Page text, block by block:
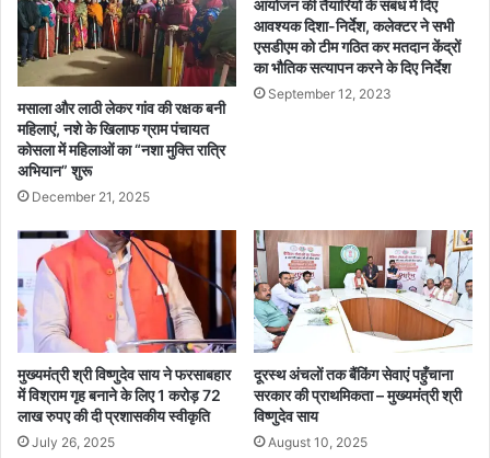
ठ
क
ज
य
म
बे
स
हि
त
ज
प्र
नि
धि
यों
ने
कि
या
ग्रा
म
मसाला और लाठी लेकर गांव की रक्षक बनी
महिलाएं, नशे के खिलाफ ग्राम पंचायत
कोसला में महिलाओं का “नशा मुक्ति रात्रि
अभियान” शुरू
December 21, 2025
आयोजन की तैयारियों के संबंध में दिए
आवश्यक दिशा-निर्देश, कलेक्टर ने सभी
एसडीएम को टीम गठित कर मतदान केंद्रों
का भौतिक सत्यापन करने के दिए निर्देश
September 12, 2023
मुख्यमंत्री श्री विष्णुदेव साय ने फरसाबहार
में विश्राम गृह बनाने के लिए 1 करोड़ 72
लाख रुपए की दी प्रशासकीय स्वीकृति
July 26, 2025
दूरस्थ अंचलों तक बैंकिंग सेवाएं पहुँचाना
सरकार की प्राथमिकता – मुख्यमंत्री श्री
विष्णुदेव साय
August 10, 2025